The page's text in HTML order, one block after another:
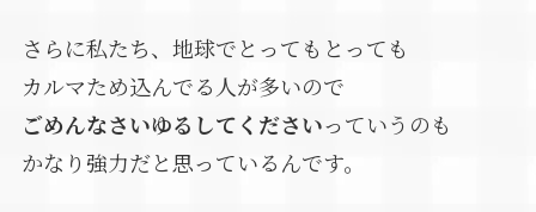
さらに私たち、地球でとってもとっても
カルマため込んでる人が多いので
ごめんなさいゆるしてくださいっていうのも
かなり強力だと思っているんです。